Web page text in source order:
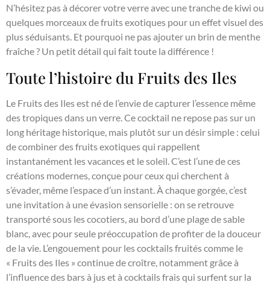
N’hésitez pas à décorer votre verre avec une tranche de kiwi ou
quelques morceaux de fruits exotiques pour un effet visuel des
plus séduisants. Et pourquoi ne pas ajouter un brin de menthe
fraîche ? Un petit détail qui fait toute la différence !
Toute l’histoire du Fruits des Iles
Le Fruits des Iles est né de l’envie de capturer l’essence même
des tropiques dans un verre. Ce cocktail ne repose pas sur un
long héritage historique, mais plutôt sur un désir simple : celui
de combiner des fruits exotiques qui rappellent
instantanément les vacances et le soleil. C’est l’une de ces
créations modernes, conçue pour ceux qui cherchent à
s’évader, même l’espace d’un instant. À chaque gorgée, c’est
une invitation à une évasion sensorielle : on se retrouve
transporté sous les cocotiers, au bord d’une plage de sable
blanc, avec pour seule préoccupation de profiter de la douceur
de la vie. L’engouement pour les cocktails fruités comme le
« Fruits des Iles » continue de croître, notamment grâce à
l’influence des bars à jus et à cocktails frais qui surfent sur la